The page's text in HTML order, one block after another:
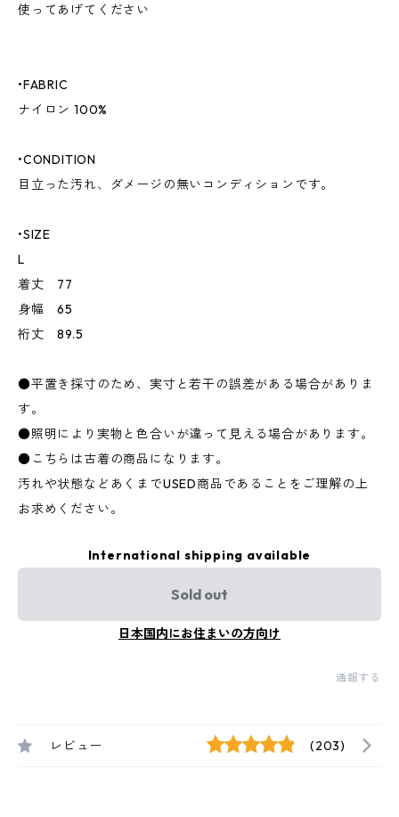
使ってあげてください
•FABRIC
ナイロン 100%
•CONDITION
目立った汚れ、ダメージの無いコンディションです。
•SIZE
L
着丈 77
身幅 65
裄丈 89.5
●平置き採寸のため、実寸と若干の誤差がある場合がありま
す。
●照明により実物と色合いが違って見える場合があります。
●こちらは古着の商品になります。
汚れや状態などあくまでUSED商品であることをご理解の上
お求めください。
International shipping available
Sold out
日本国内にお住まいの方向け
通報する
レビュー (203)